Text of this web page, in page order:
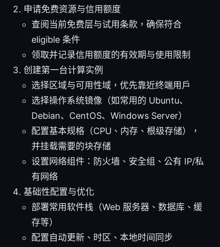
申请免费资源与信用额度
查阅当前免费层与试用条款，确保符合
eligible 条件
领取并记录信用额度的有效期与使用限制
创建第一台计算实例
选择区域与可用性域，优先靠近终端用户
选择操作系统镜像（如常用的 Ubuntu、
Debian、CentOS、Windows Server）
配置基本规格（CPU、内存、根级存储），
并挂载需要的块存储
设置网络组件：防火墙、安全组、公有 IP/私
有网络
基础性配置与优化
部署常用软件栈（Web 服务器、数据库、缓
存等）
配置自动更新、时区、本地时间同步